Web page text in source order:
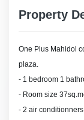
Property
One Plus Mahidol
plaza.
- 1 bedroom 1
- Room size
- 2 air